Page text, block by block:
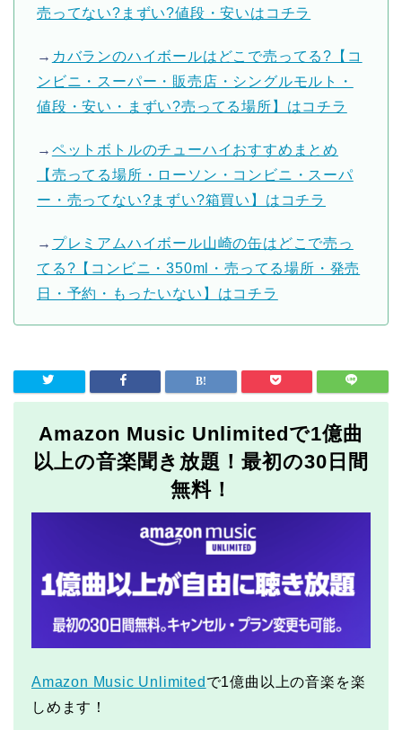
売ってない?まずい?値段・安いはコチラ
→ カバランのハイボールはどこで売ってる?【コ
ンビニ・スーパー・販売店・シングルモルト・
値段・安い・まずい?売ってる場所】はコチラ
→ ペットボトルのチューハイおすすめまとめ
【売ってる場所・ローソン・コンビニ・スーパ
ー・売ってない?まずい?箱買い】はコチラ
→ プレミアムハイボール山崎の缶はどこで売っ
てる?【コンビニ・350ml・売ってる場所・発売
日・予約・もったいない】はコチラ
Amazon Music Unlimitedで1億曲
以上の音楽聞き放題！最初の30日間
無料！
Amazon Music Unlimited で1億曲以上の音楽を楽
しめます！